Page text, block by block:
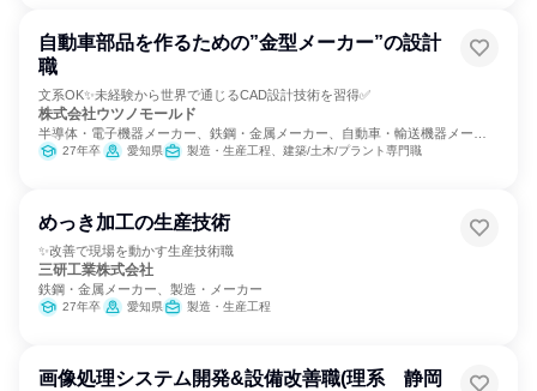
自動車部品を作るための”金型メーカー”の設計
職
文系OK✨未経験から世界で通じるCAD設計技術を習得✅
株式会社ウツノモールド
半導体・電子機器メーカー、鉄鋼・金属メーカー、自動車・輸送機器メーカ
ー
27年卒 愛知県 製造・生産工程、建築/土木/プラント専門職
めっき加工の生産技術
✨改善で現場を動かす生産技術職
三研工業株式会社
鉄鋼・金属メーカー、製造・メーカー
27年卒 愛知県 製造・生産工程
画像処理システム開発&設備改善職(理系 静岡